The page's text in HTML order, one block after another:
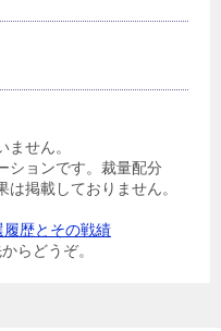
せん。
ョンです。裁量配分
掲載しておりません。
履歴とその戦績
らどうぞ。